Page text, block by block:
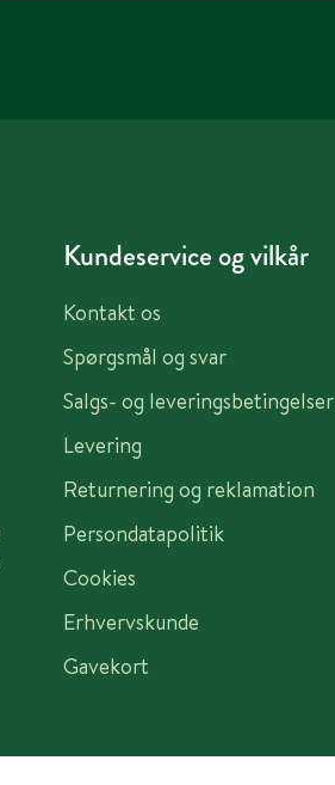
Kundeservice og vilkår
Kontakt os
Spørgsmål og svar
Salgs- og leveringsbetingelser
Levering
Returnering og reklamation
Persondatapolitik
Cookies
Erhvervskunde
Gavekort